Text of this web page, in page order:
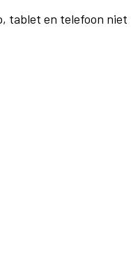
tablet en telefoon niet